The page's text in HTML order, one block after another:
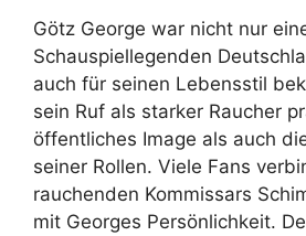
Götz George war nicht nur
Schauspiellegenden
auch für seinen Lebensstil
sein Ruf als starker Raucher
öffentliches Image als auch
seiner Rollen. Viele Fans
rauchenden Kommissars
mit Georges Persönlichkeit.